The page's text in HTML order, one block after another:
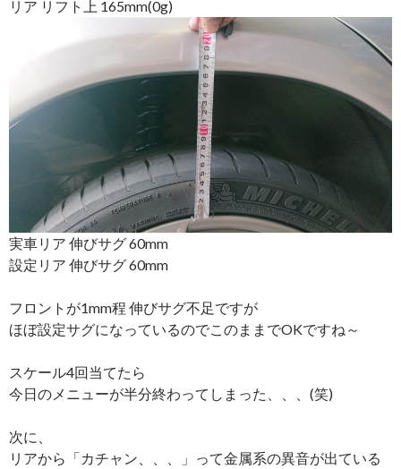
リア リフト上 165mm(0g)
実車リア 伸びサグ 60mm
設定リア 伸びサグ 60mm
フロントが1mm程 伸びサグ不足ですが
ほぼ設定サグになっているのでこのままでOKですね～
スケール4回当てたら
今日のメニューが半分終わってしまった、、、(笑)
次に、
リアから「カチャン、、、」って金属系の異音が出ている